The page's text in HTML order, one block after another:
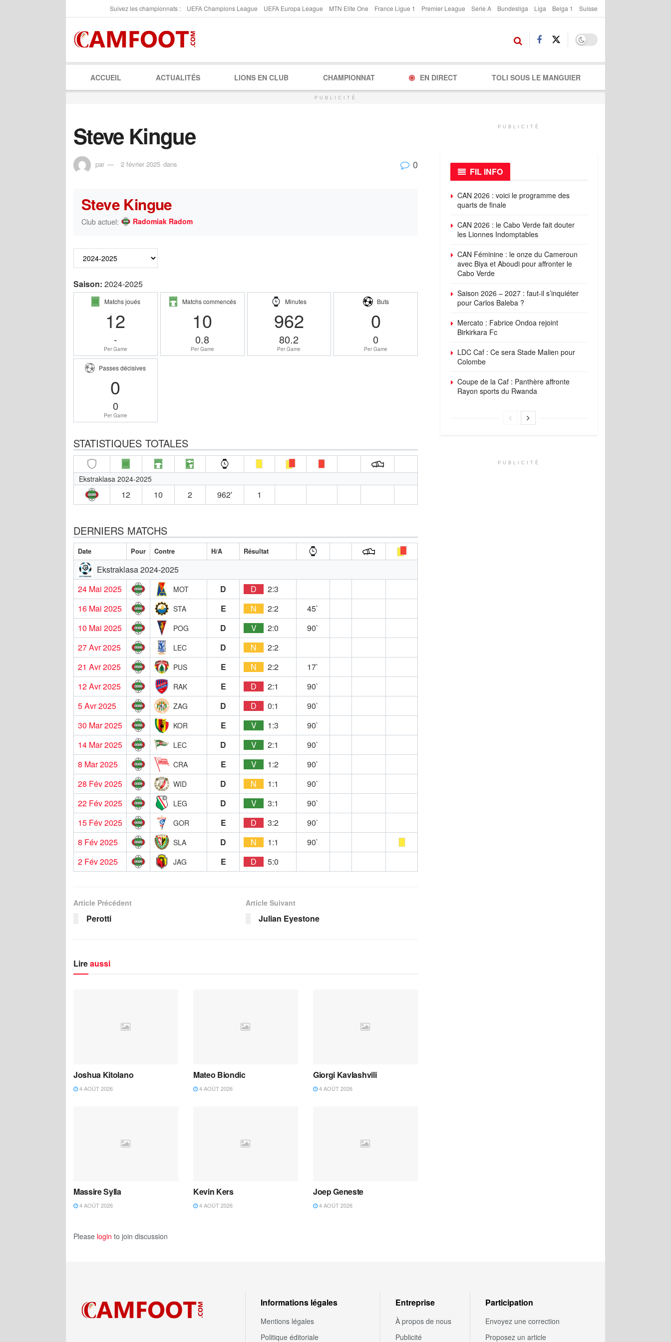
Suivez les championnats : UEFA Champions League UEFA Europa League MTN Elite One France Ligue 1 Premier League Serie A Bundesliga Liga Belga 1 Suisse
ACCUEIL ACTUALITÉS LIONS EN CLUB CHAMPIONNAT EN DIRECT TOLI SOUS LE MANGUIER
PUBLICITÉ
Steve Kingue
par 2 février 2025 dans 0
Steve Kingue
Club actuel: Radomiak Radom
Saison: 2024-2025
Matchs joués
12
-
Per Game
Matchs commencés
10
0.8
Per Game
Minutes
962
80.2
Per Game
Buts
0
0
Per Game
Passes décisives
0
0
Per Game
STATISTIQUES TOTALES
Ekstraklasa 2024-2025
12 10 2 962′ 1
DERNIERS MATCHS
Date Pour Contre H/A Résultat
Ekstraklasa 2024-2025
24 Mai 2025
MOT D D
2:3
16 Mai 2025
STA E N 2:2
45`
10 Mai 2025
POG D V 2:0
90`
27 Avr 2025
LEC D N
2:2
21 Avr 2025
PUS E N 2:2
17`
12 Avr 2025
RAK E D 2:1
90`
5 Avr 2025
ZAG D D 0:1
90`
30 Mar 2025
KOR E V 1:3
90`
14 Mar 2025
LEC D V 2:1
90`
8 Mar 2025
CRA E V 1:2
90`
28 Fév 2025
WID D N 1:1
90`
22 Fév 2025
LEG D V 3:1
90`
15 Fév 2025
GOR E D 3:2
90`
8 Fév 2025
SLA D N 1:1
90`
2 Fév 2025
JAG E D 5:0
Article Précédent
Perotti
Article Suivant
Julian Eyestone
Lireaussi
Joshua Kitolano
4 AOÛT 2026
Mateo Biondic
4 AOÛT 2026
Giorgi Kavlashvili
4 AOÛT 2026
Massire Sylla
4 AOÛT 2026
Kevin Kers
4 AOÛT 2026
Joep Geneste
4 AOÛT 2026
Please login to join discussion
PUBLICITÉ
FIL INFO
CAN 2026 : voici le programme des
quarts de finale
CAN 2026 : le Cabo Verde fait douter
les Lionnes Indomptables
CAN Féminine : le onze du Cameroun
avec Biya et Aboudi pour affronter le
Cabo Verde
Saison 2026 – 2027 : faut-il s’inquiéter
pour Carlos Baleba ?
Mercato : Fabrice Ondoa rejoint
Birkirkara Fc
LDC Caf : Ce sera Stade Malien pour
Colombe
Coupe de la Caf : Panthère affronte
Rayon sports du Rwanda
PUBLICITÉ
Informations légales
Mentions légales
Politique éditoriale
Entreprise
À propos de nous
Publicité
Participation
Envoyez une correction
Proposez un article